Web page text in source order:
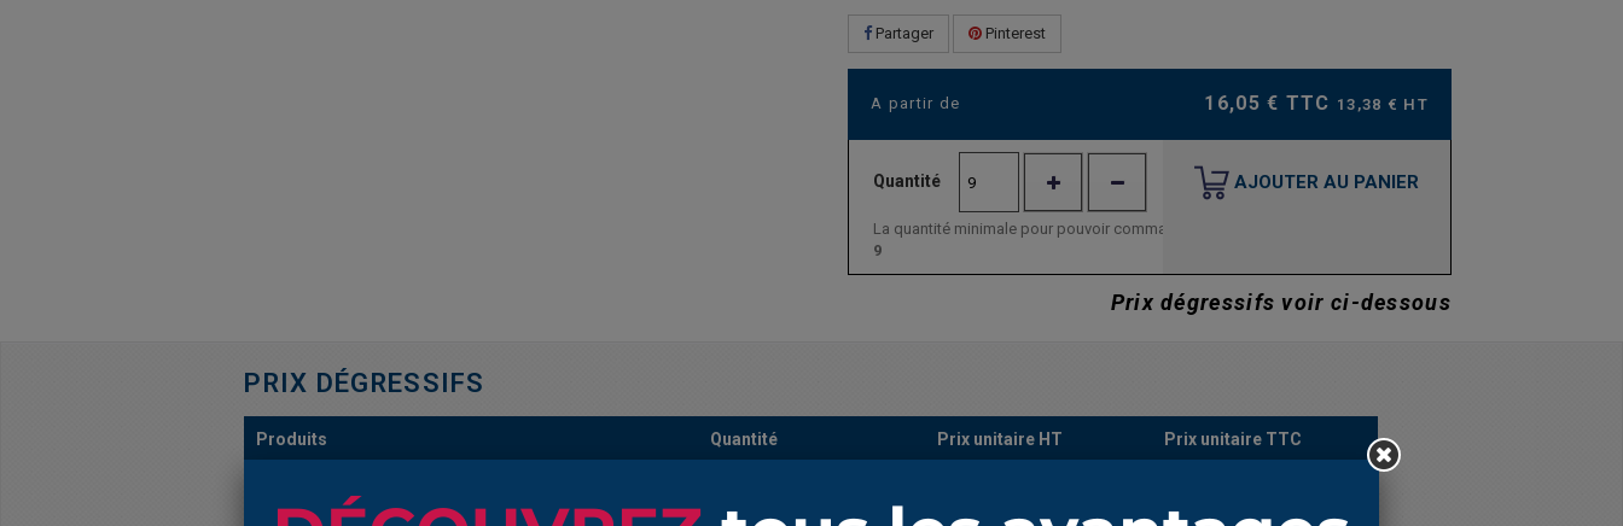
Partager Pinterest
A partir de 16,05 € TTC 13,38 € HT
Quantité
La quantité minimale pour pouvoir commander ce produit est
9
AJOUTER AU PANIER
Prix dégressifs voir ci-dessous
PRIX DÉGRESSIFS
Produits Quantité Prix unitaire HT Prix unitaire TTC